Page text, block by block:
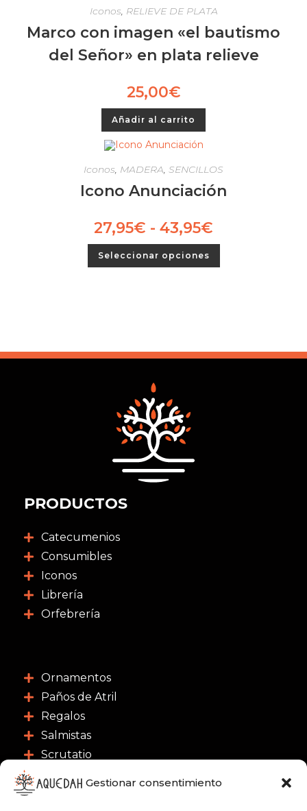
Gestionar consentimiento
Iconos, RELIEVE DE PLATA
Marco con imagen «el bautismo
del Señor» en plata relieve
25,00€
Añadir al carrito
Iconos, MADERA, SENCILLOS
Icono Anunciación
27,95€ - 43,95€
Seleccionar opciones
PRODUCTOS
Catecumenios
Consumibles
Iconos
Librería
Orfebrería
Ornamentos
Paños de Atril
Regalos
Salmistas
Scrutatio
CONTACTO